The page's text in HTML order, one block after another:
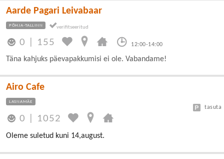
Aarde Pagari Leivabaar
PÕHJA-TALLINN
0 155 12:00-14:00
Täna kahjuks päevapakkumisi ei ole. Vabandame!
Airo Cafe
LASNAMÄE
0 1052
tasuta
Oleme suletud kuni 14,august.